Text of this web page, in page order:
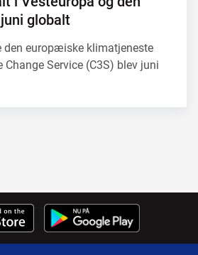
globalt
den europæiske klimatjeneste
Change Service (C3S) blev juni